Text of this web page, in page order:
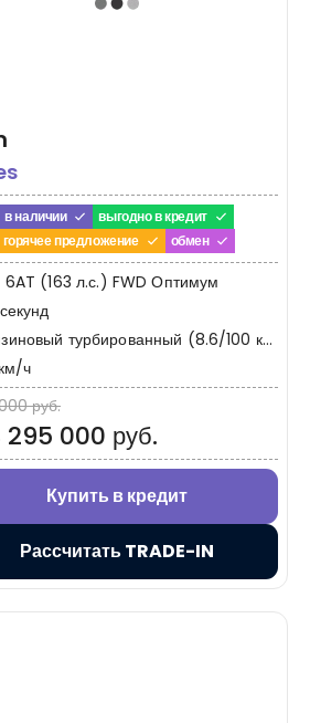
в наличии
выгодно в кредит
горячее предложение
обмен
6AT (163 л.с.) FWD Оптимум
турбированный (8.6/100 км)
ч
руб.
295 000 руб.
Купить в кредит
Рассчитать TRADE-IN